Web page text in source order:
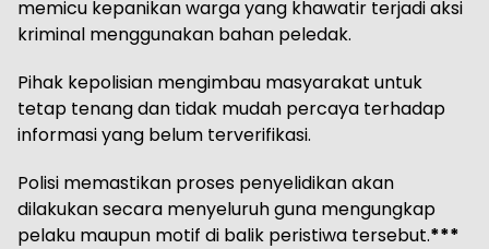
memicu kepanikan warga yang khawatir terjadi aksi
kriminal menggunakan bahan peledak.
Pihak kepolisian mengimbau masyarakat untuk
tetap tenang dan tidak mudah percaya terhadap
informasi yang belum terverifikasi.
Polisi memastikan proses penyelidikan akan
dilakukan secara menyeluruh guna mengungkap
pelaku maupun motif di balik peristiwa tersebut.***